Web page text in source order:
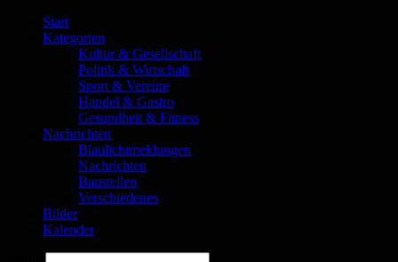
Start
Kategorien
Kultur & Gesellschaft
Politik & Wirtschaft
Sport & Vereine
Handel & Gastro
Gesundheit & Fitness
Nachrichten
Blaulichtmeldungen
Nachrichten
Baustellen
Verschiedenes
Bilder
Kalender